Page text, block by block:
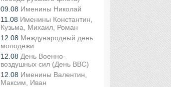
09.08 Именины Николай
11.08 Именины Константин,
Кузьма, Михаил, Роман
12.08 Международный день
молодежи
12.08 День Военно-
воздушных сил (День ВВС)
12.08 Именины Валентин,
Максим, Иван